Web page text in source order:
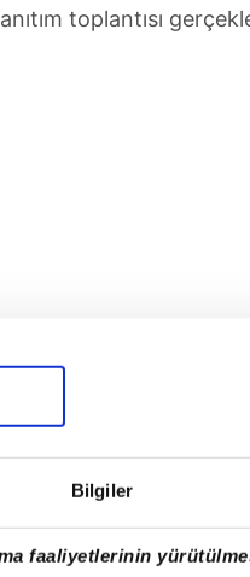
Bilgiler
faaliyetlerinin
toplantısı